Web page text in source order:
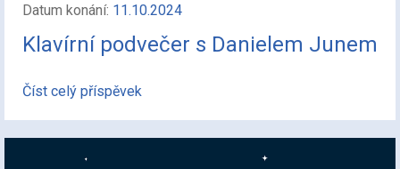
Datum konání: 11.10.2024
Klavírní podvečer s Danielem Junem
Číst celý příspěvek